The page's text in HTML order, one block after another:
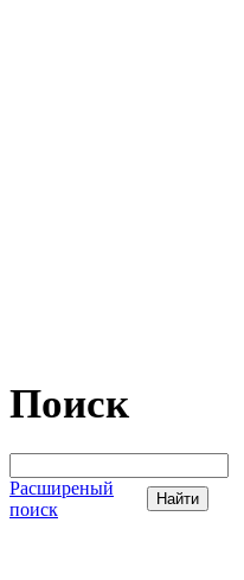
Поиск
Расширеный
поиск